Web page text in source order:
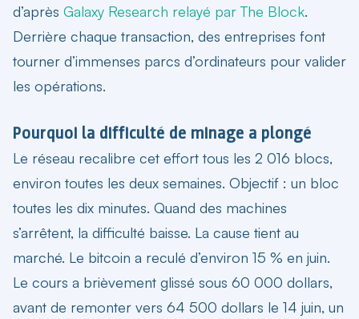
d’après Galaxy Research relayé par The Block.
Derrière chaque transaction, des entreprises font
tourner d’immenses parcs d’ordinateurs pour valider
les opérations.
Pourquoi la difficulté de minage a plongé
Le réseau recalibre cet effort tous les 2 016 blocs,
environ toutes les deux semaines. Objectif : un bloc
toutes les dix minutes. Quand des machines
s’arrêtent, la difficulté baisse. La cause tient au
marché. Le bitcoin a reculé d’environ 15 % en juin.
Le cours a brièvement glissé sous 60 000 dollars,
avant de remonter vers 64 500 dollars le 14 juin, un